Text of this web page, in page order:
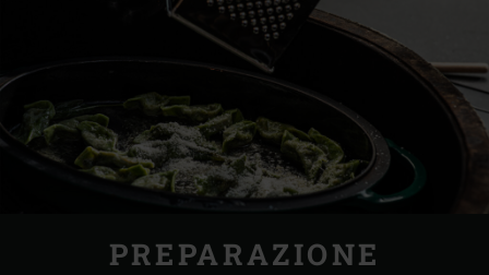
PREPARAZIONE